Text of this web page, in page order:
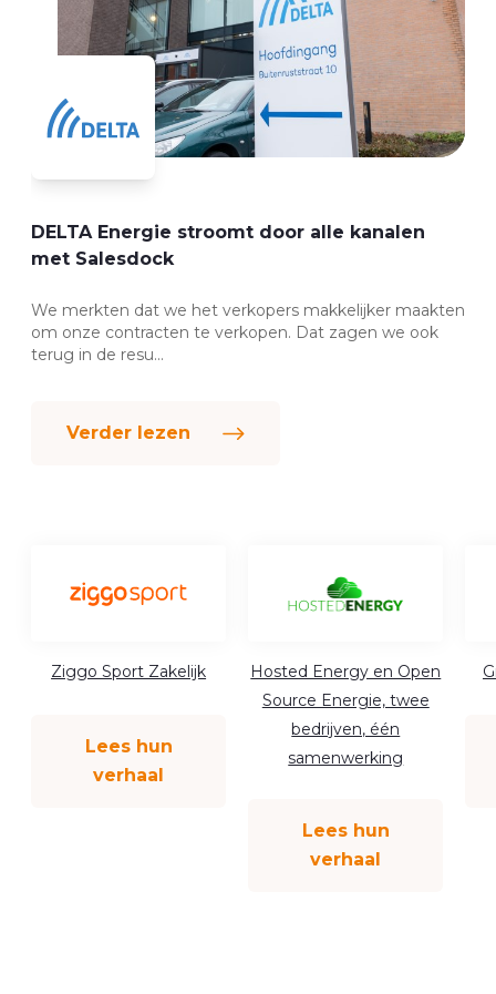
DELTA Energie stroomt door alle kanalen
met Salesdock
We merkten dat we het verkopers makkelijker maakten
om onze contracten te verkopen. Dat zagen we ook
terug in de resu...
Verder lezen
Ziggo Sport Zakelijk
Lees hun
verhaal
Hosted Energy en Open
Source Energie, twee
bedrijven, één
samenwerking
Lees hun
verhaal